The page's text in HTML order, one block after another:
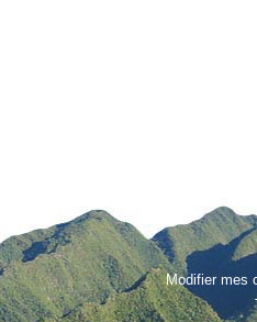
Modifier mes